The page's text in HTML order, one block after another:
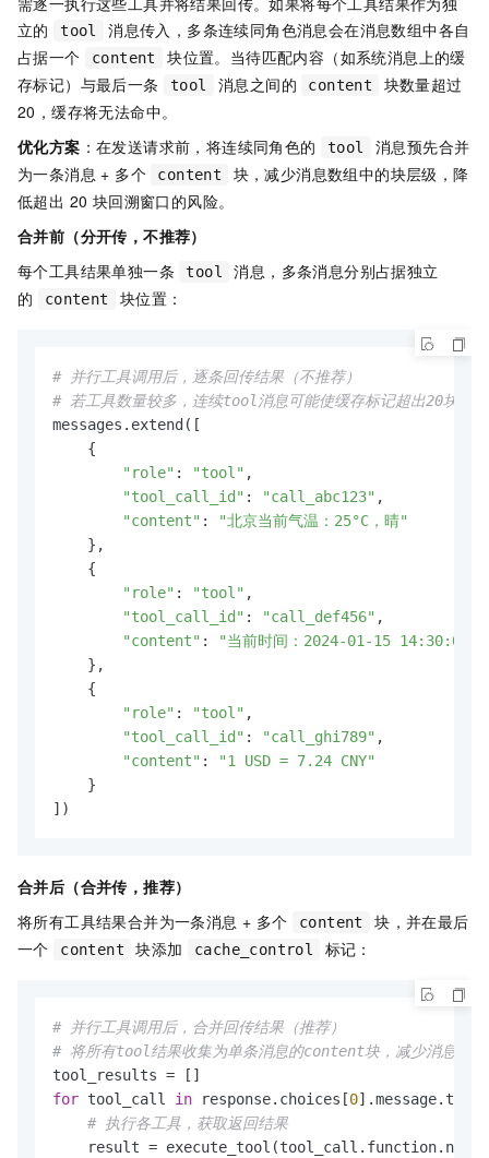
立的
tool
消息传入，多条连续同角色消息会在消息数组中各自
占据一个
content
块位置。当待匹配内容（如系统消息上的缓
存标记）与最后一条
tool 消息之间的 content
块数量超过
20，缓存将无法命中。
优化方案 ：在发送请求前，将连续同角色的 tool
消息预先合并
为一条消息 + 多个
content
块，减少消息数组中的块层级，降
低超出 20 块回溯窗口的风险。
合并前（分开传，不推荐）
每个工具结果单独一条
tool
消息，多条消息分别占据独立
的
content 块位置：
# 并行工具调用后，逐条回传结果（不推荐）
# 若工具数量较多，连续tool消息可能使缓存标记超出20块回
messages.extend([
    {
"role" : "tool" ,
"tool_call_id" : "call_abc123" ,
"content" :
"北京当前气温：25°C，晴"
    },
    {
"role" : "tool" ,
"tool_call_id" : "call_def456" ,
"content" :
"当前时间：2024-01-15 14:30:00"
    },
    {
"role" : "tool" ,
"tool_call_id" : "call_ghi789" ,
"content" :
"1 USD = 7.24 CNY"
    }
合并后（合并传，推荐）
将所有工具结果合并为一条消息 + 多个
content
块，并在最后
一个
content 块添加 cache_control 标记：
# 并行工具调用后，合并回传结果（推荐）
# 将所有tool结果收集为单条消息的content块，减少消息总量
for tool_call in response.choices[0
# 执行各工具，获取返回结果
result =